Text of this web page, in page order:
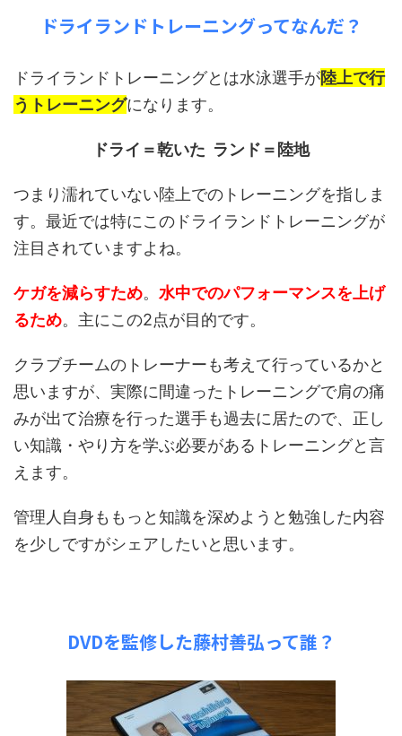
ドライランドトレーニングってなんだ？
ドライランドトレーニングとは水泳選手が陸上で行
うトレーニングになります。
ドライ＝乾いた ランド＝陸地
つまり濡れていない陸上でのトレーニングを指しま
す。最近では特にこのドライランドトレーニングが
注目されていますよね。
ケガを減らすため。 水中でのパフォーマンスを上げ
るため。主にこの2点が目的です。
クラブチームのトレーナーも考えて行っているかと
思いますが、実際に間違ったトレーニングで肩の痛
みが出て治療を行った選手も過去に居たので、正し
い知識・やり方を学ぶ必要があるトレーニングと言
えます。
管理人自身ももっと知識を深めようと勉強した内容
を少しですがシェアしたいと思います。
DVDを監修した藤村善弘って誰？